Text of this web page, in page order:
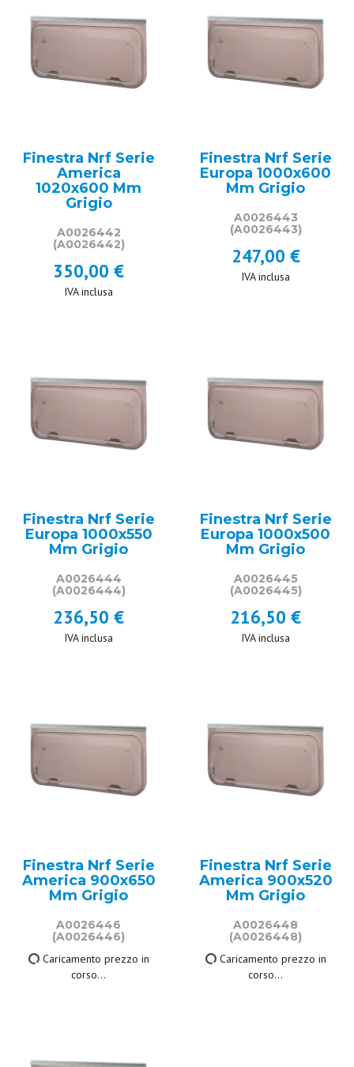
Finestra Nrf Serie
America
1020x600 Mm
Grigio
A0026442
(A0026442)
350,00 €
IVA inclusa
Finestra Nrf Serie
Europa 1000x600
Mm Grigio
A0026443
(A0026443)
247,00 €
IVA inclusa
Finestra Nrf Serie
Europa 1000x550
Mm Grigio
A0026444
(A0026444)
236,50 €
IVA inclusa
Finestra Nrf Serie
Europa 1000x500
Mm Grigio
A0026445
(A0026445)
216,50 €
IVA inclusa
Finestra Nrf Serie
America 900x650
Mm Grigio
A0026446
(A0026446)
332,00 €
Finestra Nrf Serie
America 900x520
Mm Grigio
A0026448
(A0026448)
232,50 €